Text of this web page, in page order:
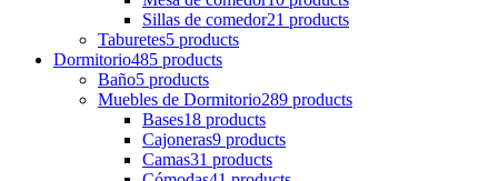
Sillas de comedor21 products
Taburetes5 products
Dormitorio485 products
Baño5 products
Muebles de Dormitorio289 products
Bases18 products
Cajoneras9 products
Camas31 products